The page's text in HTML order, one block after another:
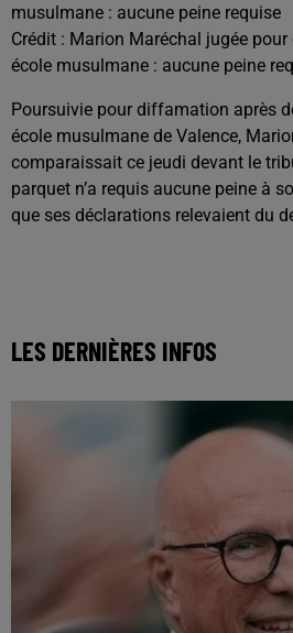
musulmane : aucune peine requise
Crédit : Marion Maréchal jugée
école musulmane : aucune peine
Poursuivie pour diffamation après
école musulmane de Valence,
comparaissait ce jeudi devant le
parquet n’a requis aucune peine à
que ses déclarations relevaient du
LES DERNIÈRES INFOS